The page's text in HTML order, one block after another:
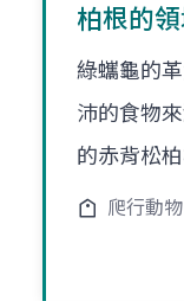
柏根的
綠蠵龜的
沛的食物
的赤背松
爬行動物